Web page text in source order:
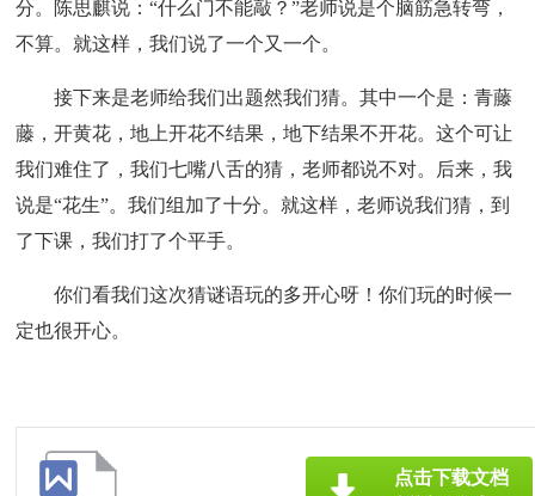
分。陈思麒说：“什么门不能敲？”老师说是个脑筋急转弯，
不算。就这样，我们说了一个又一个。
接下来是老师给我们出题然我们猜。其中一个是：青藤
藤，开黄花，地上开花不结果，地下结果不开花。这个可让
我们难住了，我们七嘴八舌的猜，老师都说不对。后来，我
说是“花生”。我们组加了十分。就这样，老师说我们猜，到
了下课，我们打了个平手。
你们看我们这次猜谜语玩的多开心呀！你们玩的时候一
定也很开心。
点击下载文档